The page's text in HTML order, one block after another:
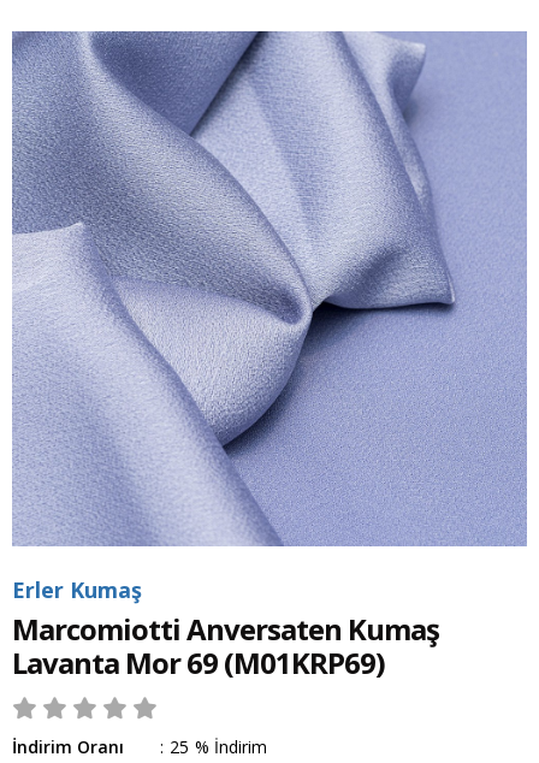
Erler Kumaş
Marcomiotti Anversaten Kumaş
Lavanta Mor 69(M01KRP69)
İndirim Oranı : %
25
İndirim